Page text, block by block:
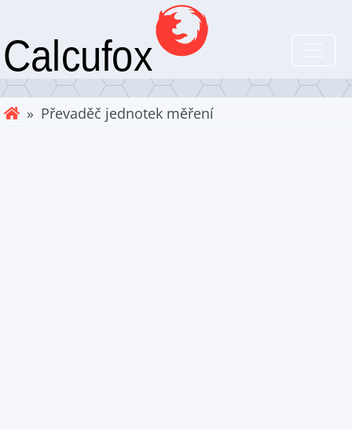
» Převaděč jednotek měření